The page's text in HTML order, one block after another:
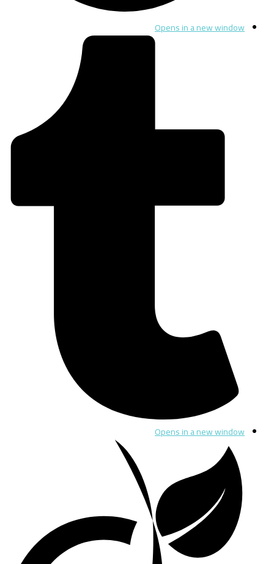
Opens in a new window
Opens in a new window